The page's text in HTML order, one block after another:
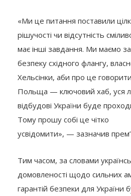
«Ми це питання поставили
рішучості чи відсутність
має інші завдання. Ми маємо
безпеку східного флангу,
Хельсінки, аби про це
Польща — ключовий хаб, уся
відбудові України буде
Тому прошу собі це чітко
усвідомити», — зазначив
Тим часом, за словами
домовленості щодо сильних
гарантій безпеки для України